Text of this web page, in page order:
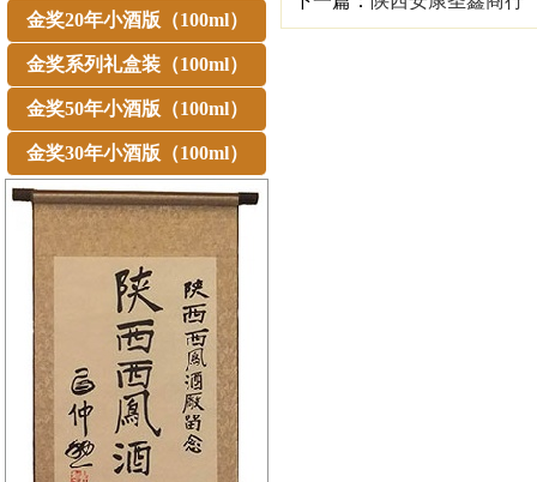
金奖20年小酒版（100ml）
金奖系列礼盒装（100ml）
金奖50年小酒版（100ml）
金奖30年小酒版（100ml）